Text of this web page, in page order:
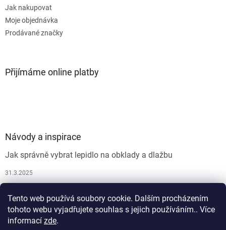
Tento web používá soubory cookie. Dalším procházením
tohoto webu vyjadřujete souhlas s jejich používáním.. Více
informací zde.
Jak nakupovat
Moje objednávka
Prodávané značky
Přijímáme online platby
Návody a inspirace
Jak správně vybrat lepidlo na obklady a dlažbu
31.3.2025